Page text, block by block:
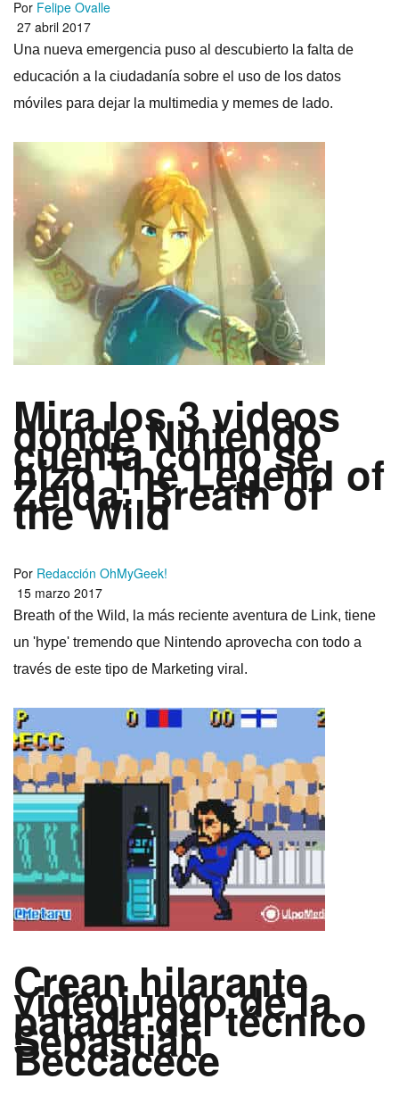
Por Felipe Ovalle
27 abril 2017
Una nueva emergencia puso al descubierto la falta de
educación a la ciudadaní­a sobre el uso de los datos
móviles para dejar la multimedia y memes de lado.
Mira los 3 videos
donde Nintendo
cuenta cómo se
hizo The Legend of
Zelda: Breath of
the Wild
Por Redacción OhMyGeek!
15 marzo 2017
Breath of the Wild, la más reciente aventura de Link, tiene
un 'hype' tremendo que Nintendo aprovecha con todo a
través de este tipo de Marketing viral.
Crean hilarante
videojuego de la
patada del técnico
Sebastián
Beccacece